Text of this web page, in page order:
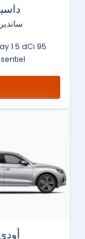
1.5 dCi 95